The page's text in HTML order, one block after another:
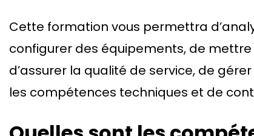
Cette formation vous permettra
configurer des équipements, de
d’assurer la qualité de service, de
les compétences techniques et de